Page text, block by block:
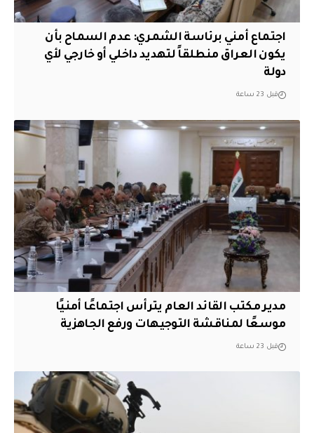
اجتماع أمني برئاسة الشمري: عدم السماح بأن
يكون العراق منطلقاً لتهديد داخلي أو خارجي لأي
دولة
قبل 23 ساعة
مدير مكتب القائد العام يترأس اجتماعًا أمنيًا
موسعًا لمناقشة التوجيهات ورفع الجاهزية
قبل 23 ساعة